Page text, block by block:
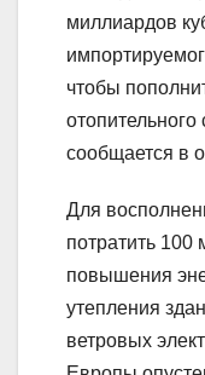
миллиардов
чтобы
сообщается в
Для
потратить 100
повышения
утепления
ветровых